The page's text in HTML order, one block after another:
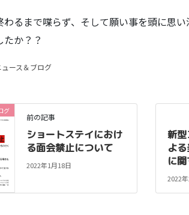
わるまで喋らず、そして願い事を頭に思
か？？
ュース＆ブログ
グ
前の記事
ショートステイにおけ
る面会禁止について
2022年1月18日
新
よ
に
2022